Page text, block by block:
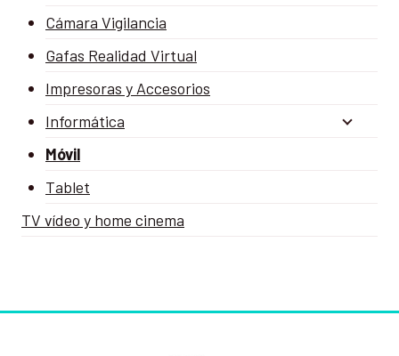
Cámara Vigilancia
Gafas Realidad Virtual
Impresoras y Accesorios
Informática
Móvil
Tablet
TV vídeo y home cinema